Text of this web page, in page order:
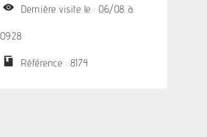
Dernière visite le : 06/08 à
09:28
Référence : 8174